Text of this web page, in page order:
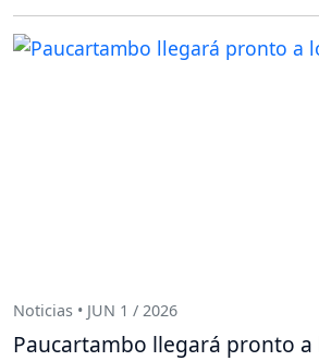
Noticias • JUN 1 / 2026
Paucartambo llegará pronto a